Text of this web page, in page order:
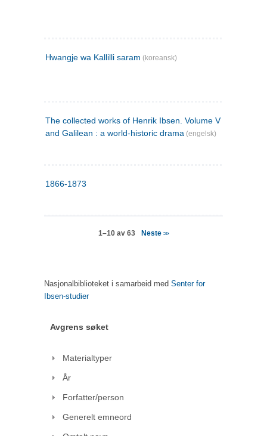
Hwangje wa Kallilli saram (koreansk)
The collected works of Henrik Ibsen. Volume V : Emperor
and Galilean : a world-historic drama (engelsk)
1866-1873
1–10 av 63 Neste>>
Nasjonalbiblioteket i samarbeid med Senter for
Ibsen-studier
Avgrens søket
Materialtyper
År
Forfatter/person
Generelt emneord